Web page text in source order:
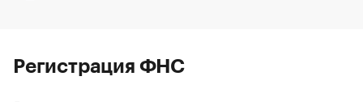
Регистрация ФНС